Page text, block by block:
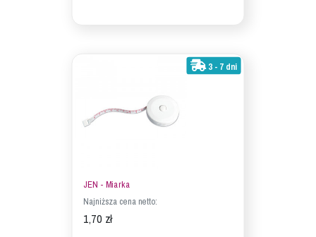
3 - 7 dni
JEN - Miarka
Najniższa cena netto:
1,70 zł